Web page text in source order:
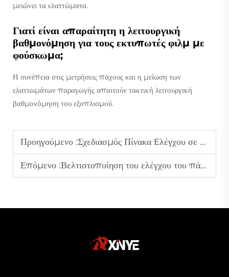
μειώνει τα ελαττώματα.
Γιατί είναι απαραίτητη η λειτουργική
βαθμονόμηση για τους εκτυπωτές φιλμ με
φούσκωμα;
Η συνέπεια στις μετρήσεις πάχους και η μείωση των
ελαττωμάτων παραγωγής απαιτούν τακτική λειτουργική
βαθμονόμηση του εξοπλισμού.
Προηγούμενο :Σχεδιασμός Πίνακα Ελέγχου σε Αυτοματοποιημένο Εξοπλισμό Φουσκώματος Φιλμ
Επόμενο :Βελτιστοποίηση του ελέγχου του πάχους του φιλμ σε μηχανές φυσήματος φιλμ για τις απαιτήσεις εύκαμπτων υλικών συσκευασίας